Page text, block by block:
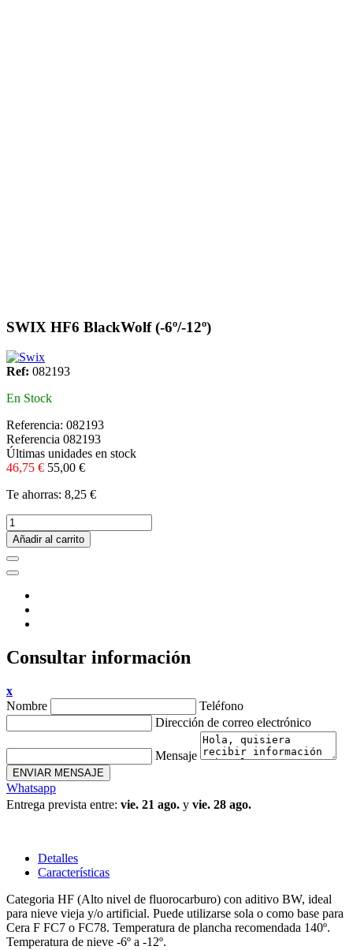
SWIX HF6 BlackWolf (-6º/-12º)
Ref: 082193
En Stock
Referencia: 082193
Referencia 082193
Últimas unidades en stock
46,75 € 55,00 €
Te ahorras: 8,25 €
Añadir al carrito
Consultar información
x
Nombre
Teléfono
Dirección de correo electrónico
Mensaje
ENVIAR MENSAJE
Whatsapp
Entrega prevista entre: vie. 21 ago. y vie. 28 ago.
Detalles
Características
Categoria HF (Alto nivel de fluorocarburo) con aditivo BW, ideal
para nieve vieja y/o artificial. Puede utilizarse sola o como base para
Cera F FC7 o FC78. Temperatura de plancha recomendada 140º.
Temperatura de nieve -6º a -12º.